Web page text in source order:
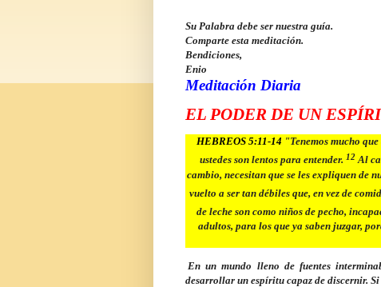
Su Palabra debe ser nuestra guía.
Comparte esta meditación.
Bendiciones,
Enio
Meditación Diaria
EL PODER DE UN
HEBREOS 5:11-14 "Tenemos mucho
ustedes son lentos para entender. 12 Al
cambio, necesitan que se les expliquen de
vuelto a ser tan débiles que, en vez de
de leche son como niños de pecho,
adultos, para los que ya saben juzgar,
En un mundo lleno de fuentes
desarrollar un espíritu capaz de discernir.